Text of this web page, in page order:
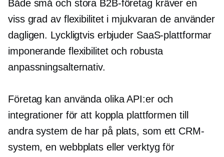
Både små och stora B2B-företag kräver en
viss grad av flexibilitet i mjukvaran de använder
dagligen. Lyckligtvis erbjuder SaaS-plattformar
imponerande flexibilitet och robusta
anpassningsalternativ.
Företag kan använda olika API:er och
integrationer för att koppla plattformen till
andra system de har på plats, som ett CRM-
system, en webbplats eller verktyg för